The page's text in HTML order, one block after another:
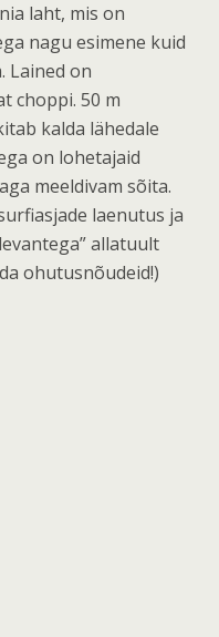
laht, mis on
nagu esimene kuid
Lained on
choppi. 50 m
kalda lähedale
on lohetajaid
meeldivam sõita.
laenutus ja
allatuult
ohutusnõudeid!)